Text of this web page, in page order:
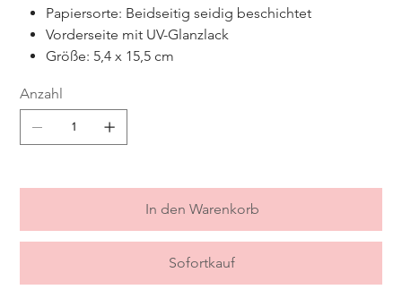
Papiersorte: Beidseitig seidig beschichtet
Vorderseite mit UV-Glanzlack
Größe: 5,4 x 15,5 cm
Anzahl
In den Warenkorb
Sofortkauf